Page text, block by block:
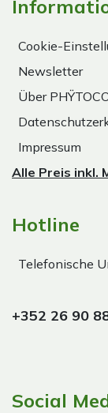
Cookie-
Newsletter
Über
Impressum
Alle Preis inkl.
Hotline
Telefonische
+352 26 90
Social